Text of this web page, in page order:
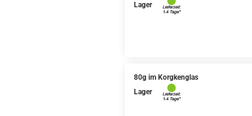
Lager
80g im Korgkenglas
Lager